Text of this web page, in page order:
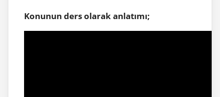
Konunun ders olarak anlatımı;